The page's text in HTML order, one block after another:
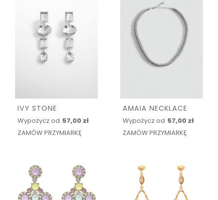
IVY STONE
Wypożycz od 57,00 zł
ZAMÓW PRZYMIARKĘ
AMAIA NECKLACE
Wypożycz od 57,00 zł
ZAMÓW PRZYMIARKĘ